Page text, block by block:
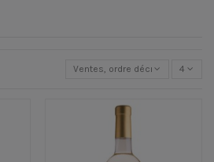
Ventes, ordre décroissant4